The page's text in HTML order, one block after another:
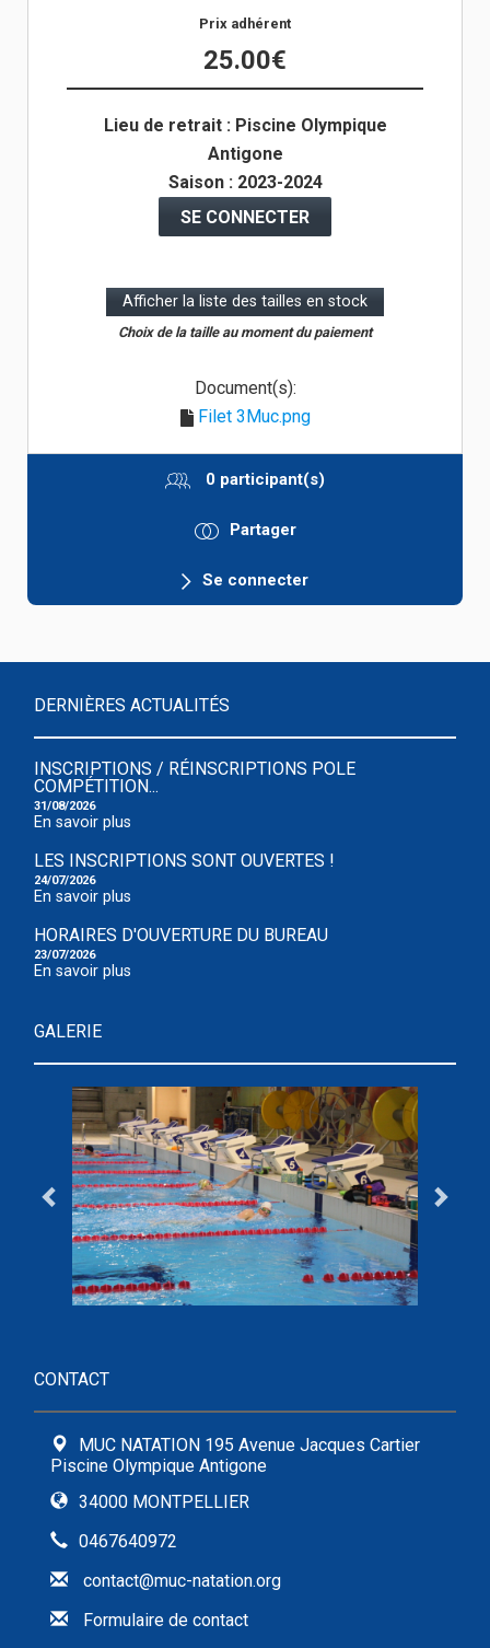
Prix adhérent
25.00€
Lieu de retrait : Piscine Olympique
Antigone
Saison : 2023-2024
SE CONNECTER
Afficher la liste des tailles en stock
Choix de la taille au moment du paiement
Document(s):
Filet 3Muc.png
0 participant(s)
Partager
Se connecter
DERNIÈRES ACTUALITÉS
INSCRIPTIONS / RÉINSCRIPTIONS POLE
COMPÉTITION...
31/08/2026
En savoir plus
LES INSCRIPTIONS SONT OUVERTES !
24/07/2026
En savoir plus
HORAIRES D'OUVERTURE DU BUREAU
23/07/2026
En savoir plus
GALERIE
CONTACT
MUC NATATION 195 Avenue Jacques Cartier
Piscine Olympique Antigone
34000 MONTPELLIER
0467640972
contact@muc-natation.org
Formulaire de contact